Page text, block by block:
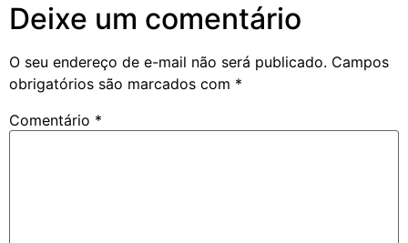
Deixe um comentário
O seu endereço de e-mail não será publicado. Campos
obrigatórios são marcados com *
Comentário *